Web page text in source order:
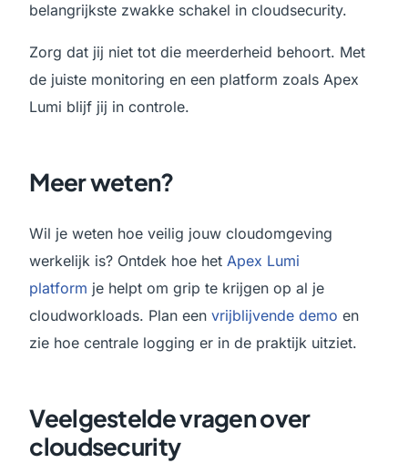
belangrijkste zwakke schakel in cloudsecurity.
Zorg dat jij niet tot die meerderheid behoort. Met
de juiste monitoring en een platform zoals Apex
Lumi blijf jij in controle.
Meer weten?
Wil je weten hoe veilig jouw cloudomgeving
werkelijk is? Ontdek hoe hetApex Lumi
platform je helpt om grip te krijgen op al je
cloudworkloads. Plan eenvrijblijvende demo en
zie hoe centrale logging er in de praktijk uitziet.
Veelgestelde vragen over
cloudsecurity